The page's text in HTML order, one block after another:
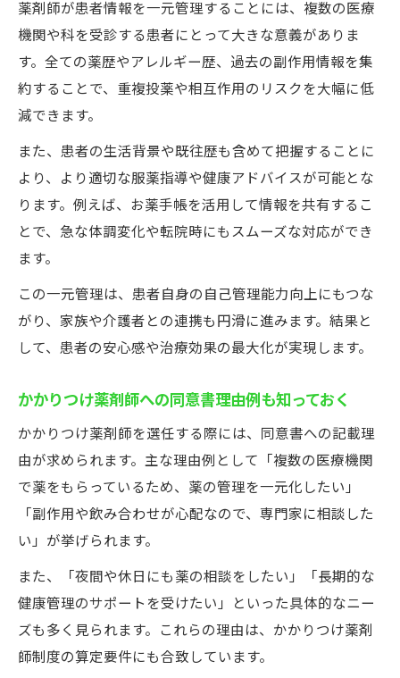
薬剤師が患者情報を一元管理することには、複数の医療
機関や科を受診する患者にとって大きな意義がありま
す。全ての薬歴やアレルギー歴、過去の副作用情報を集
約することで、重複投薬や相互作用のリスクを大幅に低
減できます。
また、患者の生活背景や既往歴も含めて把握することに
より、より適切な服薬指導や健康アドバイスが可能とな
ります。例えば、お薬手帳を活用して情報を共有するこ
とで、急な体調変化や転院時にもスムーズな対応ができ
ます。
この一元管理は、患者自身の自己管理能力向上にもつな
がり、家族や介護者との連携も円滑に進みます。結果と
して、患者の安心感や治療効果の最大化が実現します。
かかりつけ薬剤師への同意書理由例も知っておく
かかりつけ薬剤師を選任する際には、同意書への記載理
由が求められます。主な理由例として「複数の医療機関
で薬をもらっているため、薬の管理を一元化したい」
「副作用や飲み合わせが心配なので、専門家に相談した
い」が挙げられます。
また、「夜間や休日にも薬の相談をしたい」「長期的な
健康管理のサポートを受けたい」といった具体的なニー
ズも多く見られます。これらの理由は、かかりつけ薬剤
師制度の算定要件にも合致しています。